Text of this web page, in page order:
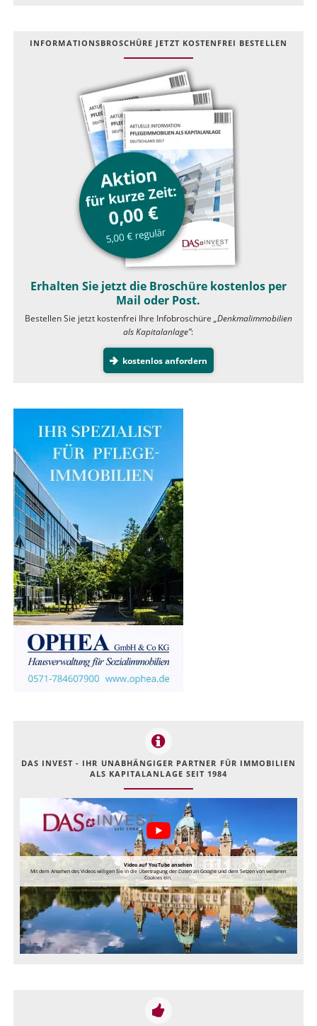
INFOR­MATIONS­BROSCHÜRE JETZT KOSTEN­FREI BESTELLEN
Erhalten Sie jetzt die Broschüre kostenlos per
Mail oder Post.
Bestellen Sie jetzt kostenfrei Ihre Infobroschüre „Denkmalimmobilien
als Kapitalanlage”:
kostenlos anfordern
DAS INVEST - IHR UNABHÄNGIGER PARTNER FÜR IMMOBILIEN
ALS KAPITALANLAGE SEIT 1984
Video auf YouTube ansehen
Mit dem Ansehen des Videos willigen Sie in die Übertragung der Daten an Google und dem Setzen von weiteren
Cookies ein.